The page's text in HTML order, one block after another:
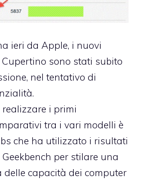
ieri da Apple, i nuovi
Cupertino sono stati subito
nel tentativo di
i primi
tra i vari modelli è
che ha utilizzato i risultati
Geekbench per stilare una
delle capacità dei computer